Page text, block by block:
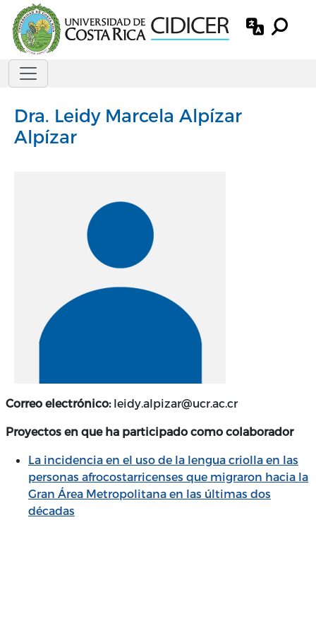
Pasar al contenido principal
Dra. Leidy Marcela Alpízar
Alpízar
Correo electrónico: leidy.alpizar@ucr.ac.cr
Proyectos en que ha participado como colaborador
La incidencia en el uso de la lengua criolla en las
personas afrocostarricenses que migraron hacia la
Gran Área Metropolitana en las últimas dos
décadas